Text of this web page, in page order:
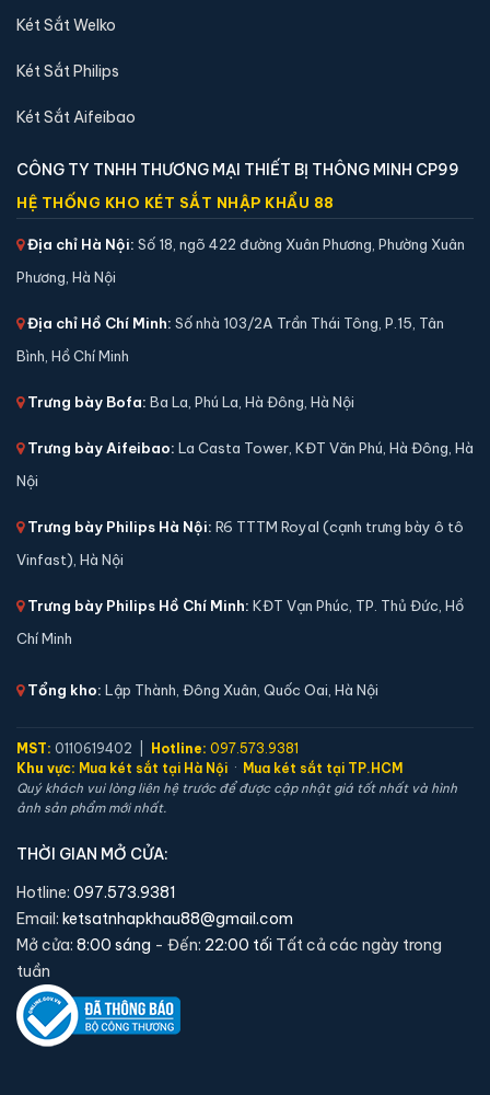
Két sắt mini Liberty LB30S chính hãng
🛡️ Bảo hành:24 tháng
4,290,000 đ
Xem chi tiết →
Két sắt mini Liberty LB39S vân tay điện tử chính
hãng
📐 Kích thước:39 x 39 x 35 cm
🔒 Khoá:Khóa vân tay điện tử
🛡️ Bảo hành:24 tháng
5,900,000 đ
Két Sắt Welko
Két Sắt Philips
Két Sắt Aifeibao
CÔNG TY TNHH THƯƠNG MẠI THIẾT BỊ THÔNG MINH CP99
HỆ THỐNG KHO KÉT SẮT NHẬP KHẨU 88
Địa chỉ Hà Nội: Số 18, ngõ 422 đường Xuân Phương, Phường Xuân
Phương, Hà Nội
Địa chỉ Hồ Chí Minh: Số nhà 103/2A Trần Thái Tông, P.15, Tân
Bình, Hồ Chí Minh
Trưng bày Bofa: Ba La, Phú La, Hà Đông, Hà Nội
Trưng bày Aifeibao: La Casta Tower, KĐT Văn Phú, Hà Đông, Hà
Nội
Trưng bày Philips Hà Nội: R6 TTTM Royal (cạnh trưng bày ô tô
Vinfast), Hà Nội
Trưng bày Philips Hồ Chí Minh: KĐT Vạn Phúc, TP. Thủ Đức, Hồ
Chí Minh
Tổng kho: Lập Thành, Đông Xuân, Quốc Oai, Hà Nội
MST: 0110619402 | Hotline: 097.573.9381
Khu vực: Mua két sắt tại Hà Nội · Mua két sắt tại TP.HCM
Quý khách vui lòng liên hệ trước để được cập nhật giá tốt nhất và hình
ảnh sản phẩm mới nhất.
THỜI GIAN MỞ CỬA:
Hotline: 097.573.9381
Email: ketsatnhapkhau88@gmail.com
Mở cửa: 8:00 sáng - Đến: 22:00 tối Tất cả các ngày trong
tuần